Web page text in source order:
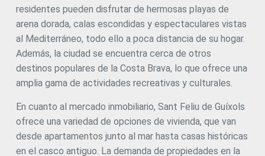
residentes pueden disfrutar de hermosas playas de
arena dorada, calas escondidas y espectaculares vistas
al Mediterráneo, todo ello a poca distancia de su hogar.
Además, la ciudad se encuentra cerca de otros
destinos populares de la Costa Brava, lo que ofrece una
amplia gama de actividades recreativas y culturales.
En cuanto al mercado inmobiliario, Sant Feliu de Guíxols
ofrece una variedad de opciones de vivienda, que van
desde apartamentos junto al mar hasta casas históricas
en el casco antiguo. La demanda de propiedades en la